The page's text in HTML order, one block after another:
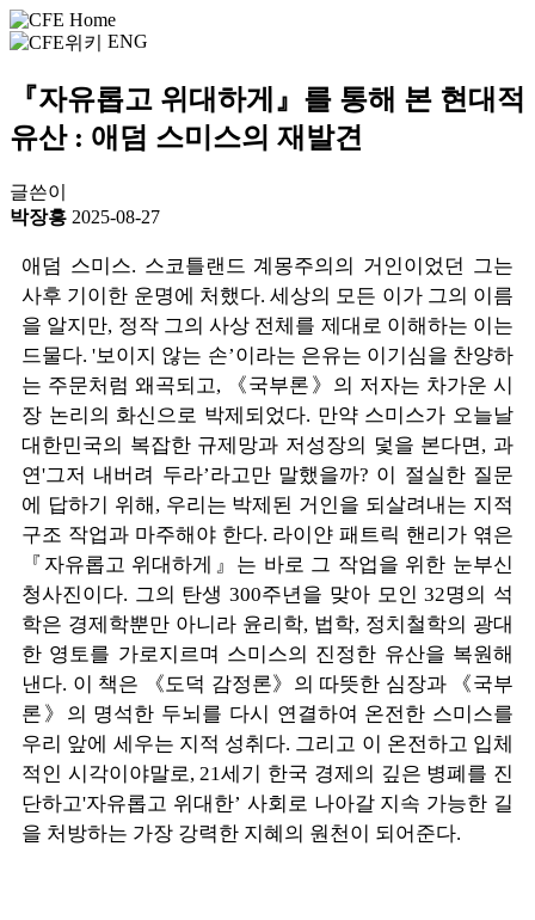
ENG
『자유롭고 위대하게』를 통해 본 현대적
유산 : 애덤 스미스의 재발견
글쓴이
박장흥 2025-08-27
애덤 스미스. 스코틀랜드 계몽주의의 거인이었던 그는
사후 기이한 운명에 처했다. 세상의 모든 이가 그의 이름
을 알지만, 정작 그의 사상 전체를 제대로 이해하는 이는
드물다. '보이지 않는 손’이라는 은유는 이기심을 찬양하
는 주문처럼 왜곡되고, 《국부론》의 저자는 차가운 시
장 논리의 화신으로 박제되었다. 만약 스미스가 오늘날
대한민국의 복잡한 규제망과 저성장의 덫을 본다면, 과
연'그저 내버려 두라’라고만 말했을까? 이 절실한 질문
에 답하기 위해, 우리는 박제된 거인을 되살려내는 지적
구조 작업과 마주해야 한다. 라이얀 패트릭 핸리가 엮은
『자유롭고 위대하게』는 바로 그 작업을 위한 눈부신
청사진이다. 그의 탄생 300주년을 맞아 모인 32명의 석
학은 경제학뿐만 아니라 윤리학, 법학, 정치철학의 광대
한 영토를 가로지르며 스미스의 진정한 유산을 복원해
낸다. 이 책은 《도덕 감정론》의 따뜻한 심장과 《국부
론》의 명석한 두뇌를 다시 연결하여 온전한 스미스를
우리 앞에 세우는 지적 성취다. 그리고 이 온전하고 입체
적인 시각이야말로, 21세기 한국 경제의 깊은 병폐를 진
단하고'자유롭고 위대한’ 사회로 나아갈 지속 가능한 길
을 처방하는 가장 강력한 지혜의 원천이 되어준다.